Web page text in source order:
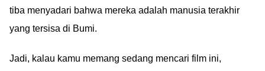
tiba menyadari bahwa mereka adalah manusia terakhir
yang tersisa di Bumi.
Jadi, kalau kamu memang sedang mencari film ini,